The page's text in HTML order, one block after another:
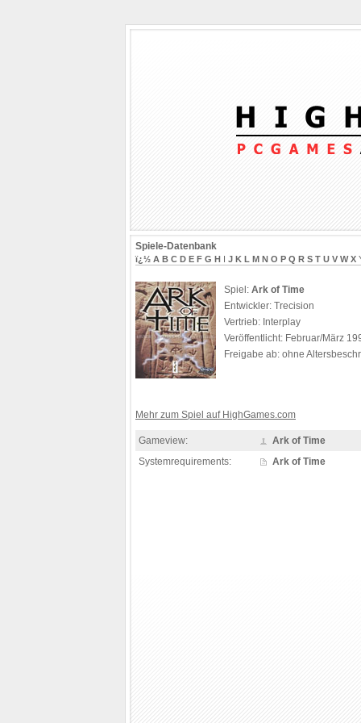
Spiele-Datenbank
ï¿½ A B C D E F G H I J K L M N O P Q R S T U V W X
Spiel: Ark of Time
Entwickler: Trecision
Vertrieb: Interplay
Veröffentlicht: Februar/März
Freigabe ab: ohne
Mehr zum Spiel auf HighGames.com
Gameview:
Ark of Time
Systemrequirements:
Ark of Time